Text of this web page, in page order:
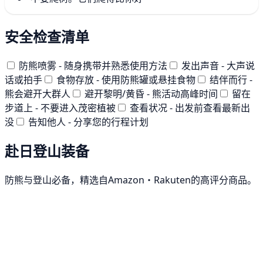
安全检查清单
防熊喷雾 - 随身携带并熟悉使用方法
发出声音 - 大声说
话或拍手
食物存放 - 使用防熊罐或悬挂食物
结伴而行 -
熊会避开大群人
避开黎明/黄昏 - 熊活动高峰时间
留在
步道上 - 不要进入茂密植被
查看状况 - 出发前查看最新出
没
告知他人 - 分享您的行程计划
赴日登山装备
防熊与登山必备，精选自Amazon・Rakuten的高评分商品。